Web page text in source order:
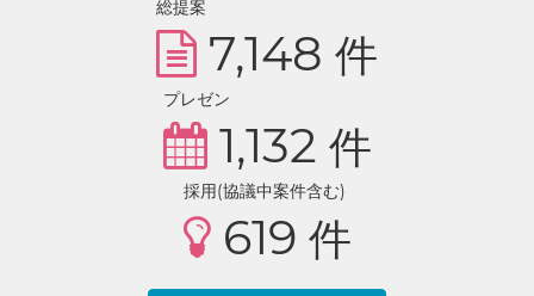
総提案
7,148 件
プレゼン
1,132 件
採用(協議中案件含む)
619 件